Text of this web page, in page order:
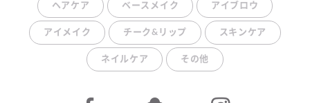
ヘアケア ベースメイク アイブロウ
アイメイク チーク&リップ スキンケア
ネイルケア その他